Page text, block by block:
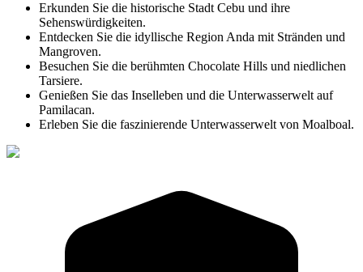
Erkunden Sie die historische Stadt Cebu und ihre
Sehenswürdigkeiten.
Entdecken Sie die idyllische Region Anda mit Stränden und
Mangroven.
Besuchen Sie die berühmten Chocolate Hills und niedlichen
Tarsiere.
Genießen Sie das Inselleben und die Unterwasserwelt auf
Pamilacan.
Erleben Sie die faszinierende Unterwasserwelt von Moalboal.